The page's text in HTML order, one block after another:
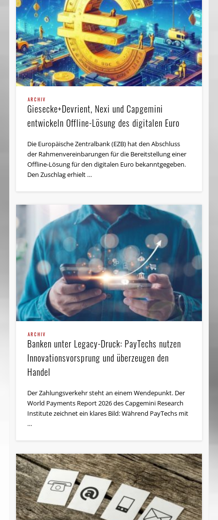
ARCHIV
Giesecke+Devrient, Nexi und Capgemini
entwickeln Offline-Lösung des digitalen Euro
Die Europäische Zentralbank (EZB) hat den Abschluss
der Rahmenvereinbarungen für die Bereitstellung einer
Offline-Lösung für den digitalen Euro bekanntgegeben.
Den Zuschlag erhielt …
ARCHIV
Banken unter Legacy-Druck: PayTechs nutzen
Innovationsvorsprung und überzeugen den
Handel
Der Zahlungsverkehr steht an einem Wendepunkt. Der
World Payments Report 2026 des Capgemini Research
Institute zeichnet ein klares Bild: Während PayTechs mit
STUDIEN & UMFRAGEN
„Ein simpler Open-Banking-Ansatz reicht nicht
mehr“
Der World Retail Banking Report 2019 ist ein Weckruf für
die Branche. Während ein Teil der Banken noch mit dem
Einstieg in …
STUDIEN & UMFRAGEN
World InsurTech Report 2019: Partnerschafts-
Ökosysteme für Versicherer noch
Zukunftsvision
Die Versicherungswirtschaft steht vor einem
InsurTechs ist unerlässlich, um den steigenden
Erwartungen der Kunden gerecht zu werden. …